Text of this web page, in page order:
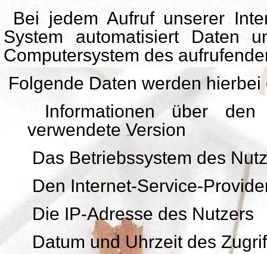
Bei jedem Aufruf unserer
System automatisiert Daten
Computersystem des
Folgende Daten werden hierbei
Informationen über
verwendete Version
Das Betriebssystem des
Den Internet-Service-
Die IP-Adresse des Nutzers
Datum und Uhrzeit des